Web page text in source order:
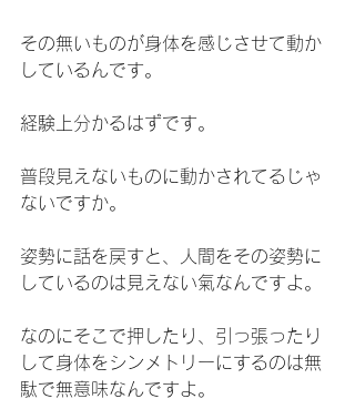
その無いものが身体を感じさせて動か
しているんです。
経験上分かるはずです。
普段見えないものに動かされてるじゃ
ないですか。
姿勢に話を戻すと、人間をその姿勢に
しているのは見えない氣なんですよ。
なのにそこで押したり、引っ張ったり
して身体をシンメトリーにするのは無
駄で無意味なんですよ。